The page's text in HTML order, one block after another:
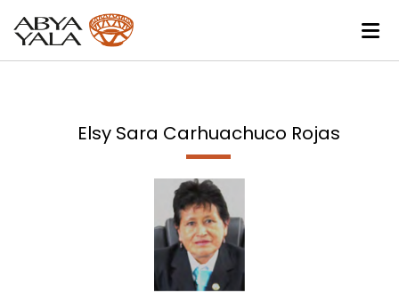
Elsy Sara Carhuachuco Rojas